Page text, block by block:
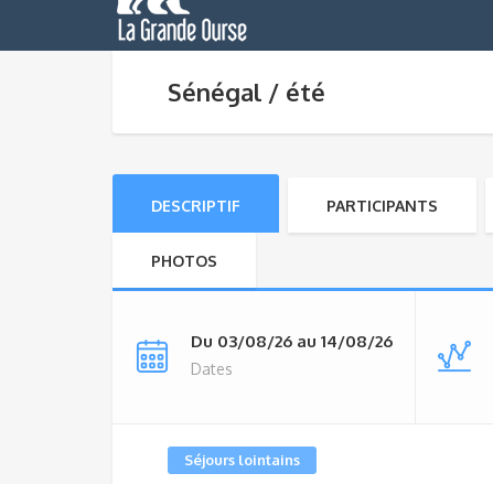
Sénégal / été
DESCRIPTIF PARTICIPANTS
PHOTOS
Du 03/08/26 au 14/08/26
Dates
Séjours lointains